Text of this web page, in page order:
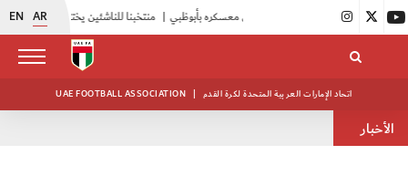
EN AR منتخبنا للناشئين يختتم معسكره الخارجي في صربيا | |
UAE FOOTBALL ASSOCIATION | اتحاد الإمارات العربية المتحدة لكرة القدم
الأخبار